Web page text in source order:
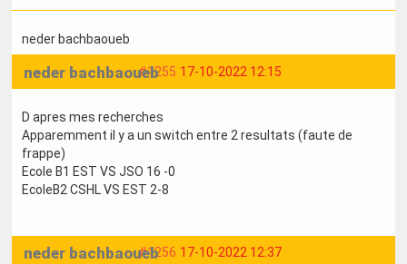
neder bachbaoueb
#1255 17-10-2022 12:15
neder bachbaoueb
D apres mes recherches
Apparemment il y a un switch entre 2 resultats (faute de
frappe)
Ecole B1 EST VS JSO 16 -0
EcoleB2 CSHL VS EST 2-8
#1256 17-10-2022 12:37
neder bachbaoueb